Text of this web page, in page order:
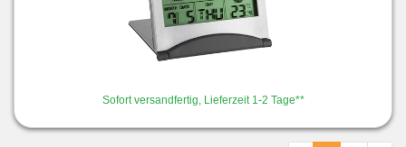
Sofort versandfertig, Lieferzeit 1-2 Tage**